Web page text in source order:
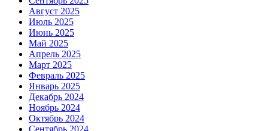
Август 2025
Июль 2025
Июнь 2025
Май 2025
Апрель 2025
Март 2025
Февраль 2025
Январь 2025
Декабрь 2024
Ноябрь 2024
Октябрь 2024